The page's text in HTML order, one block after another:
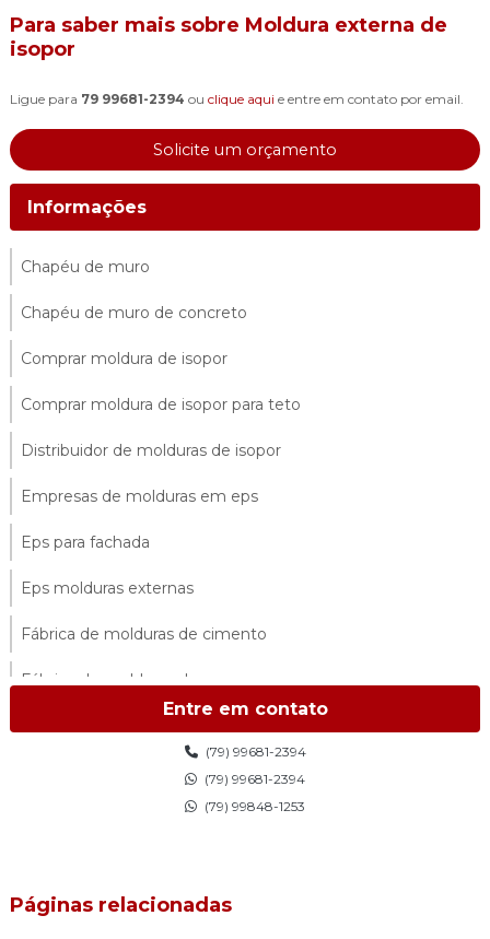
Para saber mais sobre Moldura externa de
isopor
Ligue para 79 99681-2394 ou clique aqui e entre em contato por email.
Solicite um orçamento
Informações
Chapéu de muro
Chapéu de muro de concreto
Comprar moldura de isopor
Comprar moldura de isopor para teto
Distribuidor de molduras de isopor
Empresas de molduras em eps
Eps para fachada
Eps molduras externas
Fábrica de molduras de cimento
Fábrica de molduras de eps
Fábrica de molduras de isopor
Fábrica de molduras de isopor sp
Fachada com eps
Entre em contato
(79) 99681-2394
(79) 99681-2394
(79) 99848-1253
Páginas relacionadas